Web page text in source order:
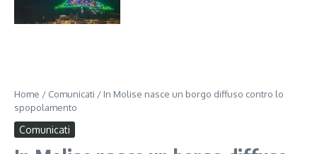
Home / Comunicati / In Molise nasce un borgo diffuso contro lo
spopolamento
Comunicati